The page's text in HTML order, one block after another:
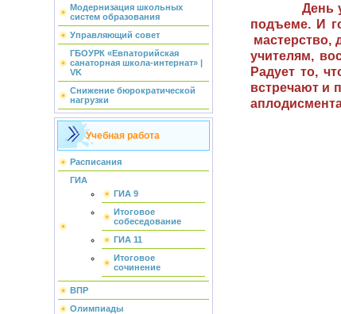
Модернизация школьных
систем образования
Управляющий совет
ГБОУРК «Евпаторийская
санаторная школа-интернат» |
VK
Снижение бюрократической
нагрузки
Учебная работа
Расписания
ГИА
ГИА 9
Итоговое
собеседование
ГИА 11
Итоговое
сочинение
ВПР
Олимпиады
День
подъеме. И
мастерство,
учителям,
Радует то,
встречают и